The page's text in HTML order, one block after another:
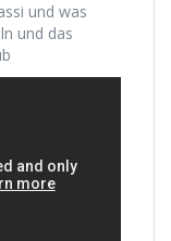
und was
und das